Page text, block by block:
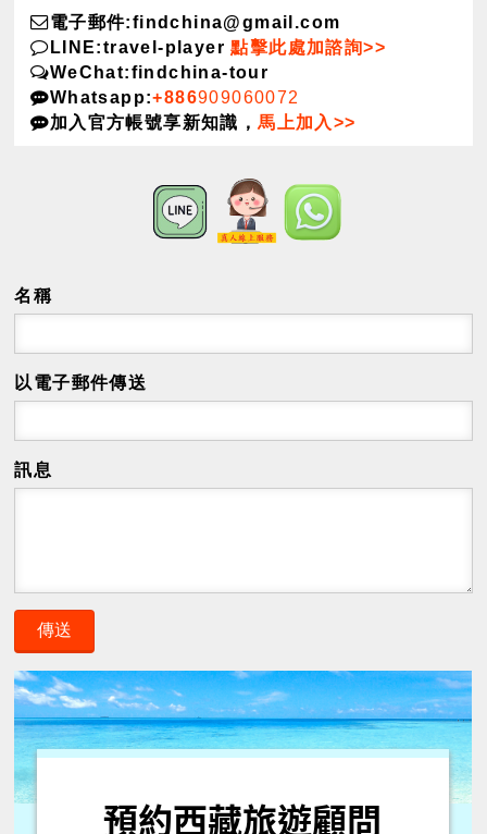
電子郵件:findchina@gmail.com
LINE:travel-player點擊此處加諮詢>>
WeChat:findchina-tour
Whatsapp:+886909060072
加入官方帳號享新知識， 馬上加入>>
名稱
以電子郵件傳送
訊息